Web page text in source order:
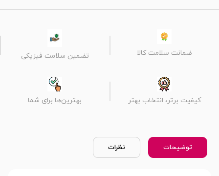
ضمانت سلامت کالا تضمین سلامت فیزیکی
کیفیت برتر، انتخاب بهتر بهترین‌ها برای شما
توضیحات نظرات